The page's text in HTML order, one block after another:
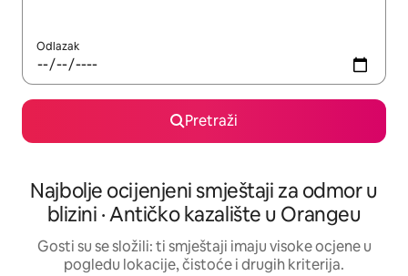
Odlazak
Pretraži
Najbolje ocijenjeni smještaji za odmor u
blizini · Antičko kazalište u Orangeu
Gosti su se složili: ti smještaji imaju visoke ocjene u
pogledu lokacije, čistoće i drugih kriterija.